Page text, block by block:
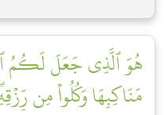
هُوَ ٱلَّذِي جَعَلَ لَكُمُ
مَنَاكِبِهَا وَكُلُواْ مِن